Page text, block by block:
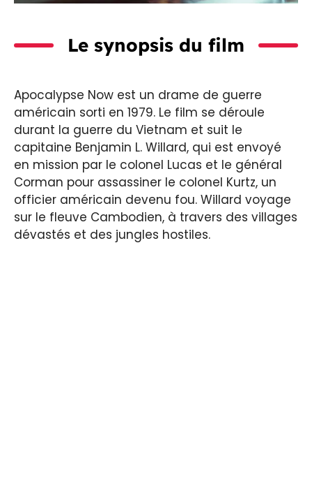
Le synopsis du film
Apocalypse Now est un drame de guerre
américain sorti en 1979. Le film se déroule
durant la guerre du Vietnam et suit le
capitaine Benjamin L. Willard, qui est envoyé
en mission par le colonel Lucas et le général
Corman pour assassiner le colonel Kurtz, un
officier américain devenu fou. Willard voyage
sur le fleuve Cambodien, à travers des villages
dévastés et des jungles hostiles.